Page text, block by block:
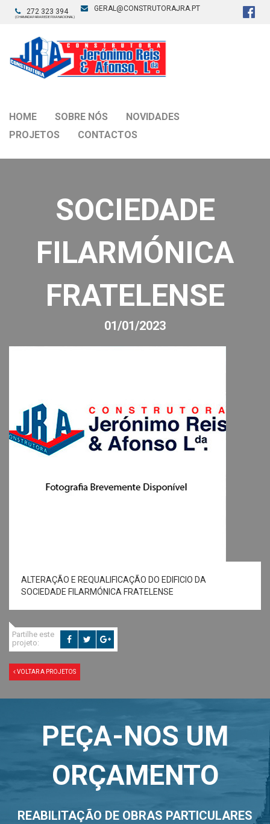
272 323 394
(CHAMADA PARA REDE FIXA NACIONAL)
GERAL@CONSTRUTORAJRA.PT
HOME SOBRE NÓS
NOVIDADES
PROJETOS
CONTACTOS
SOCIEDADE
FILARMÓNICA
FRATELENSE
01/01/2023
ALTERAÇÃO E REQUALIFICAÇÃO DO EDIFICIO DA
SOCIEDADE FILARMÓNICA FRATELENSE
Partilhe este
projeto:
VOLTAR A PROJETOS
PEÇA-NOS UM
ORÇAMENTO
REABILITAÇÃO DE OBRAS PARTICULARES